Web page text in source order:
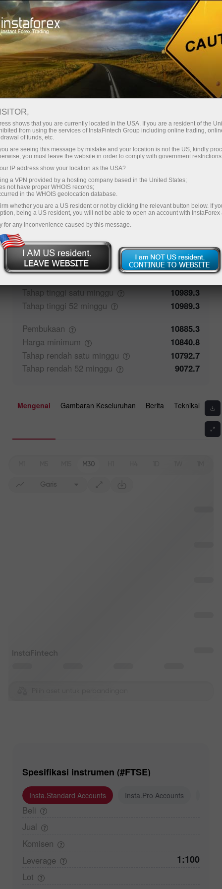
Untuk Pedagang
Syarat Dagangan
FTSE
10851.8 (%) 07 Aug 2026 03:22
Beli
10851.8
10848.2
Maklum balas pedagang
Penutupan
10874.9
Tahap tinggi satu minggu
10989.3
Tahap tinggi 52 minggu
10989.3
Pembukaan
10885.3
Harga minimum
10840.8
Tahap rendah satu minggu
10792.7
Tahap rendah 52 minggu 9072.7
Mengenai Gambaran Keseluruhan Berita Teknikal
M30
Garis
Spesifikasi instrumen (#FTSE)
Insta.Standard Accounts Insta.Pro Accounts
Beli
Jual
Komisen
Leverage
1:100
Lot
shows that you are currently located in the USA. If you are a resident of the
from using the services of InstaFintech Group including online trading,
of funds, etc.
are seeing this message by mistake and your location is not the US, kindly
you must leave the website in order to comply with government
IP address show your location as the USA?
a VPN provided by a hosting company based in the United States;
not have proper WHOIS records;
in the WHOIS geolocation database.
whether you are a US resident or not by clicking the relevant button below. If
being a US resident, you will not be able to open an account with InstaForex
for any inconvenience caused by this message.